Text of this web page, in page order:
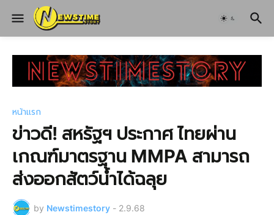
หน้าแรก
ข่าวดี! สหรัฐฯ ประกาศ ไทยผ่าน
เกณฑ์มาตรฐาน MMPA สามารถ
ส่งออกสัตว์น้ำได้ฉลุย
by Newstimestory - 2.9.68